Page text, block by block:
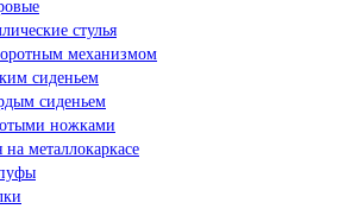
стулья
механизмом
сиденьем
сиденьем
ножками
на металлокаркасе